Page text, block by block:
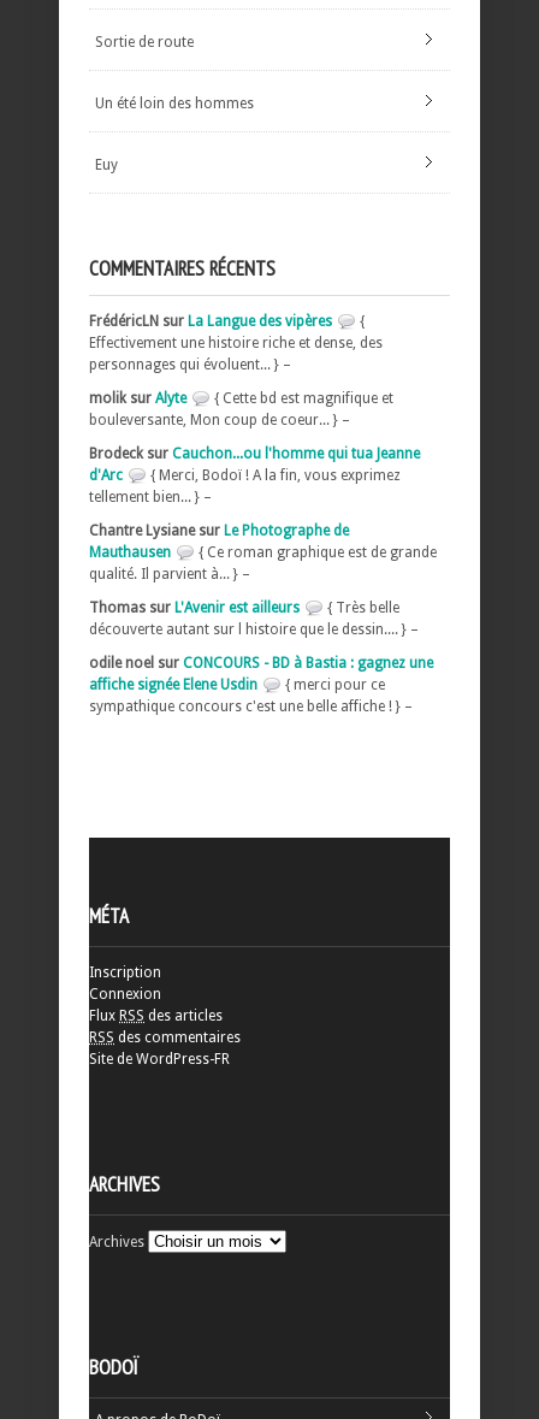
Sortie de route
Un été loin des hommes
Euy
COMMENTAIRES RÉCENTS
FrédéricLN sur La Langue des vipères
{
Effectivement une histoire riche et dense, des
personnages qui évoluent... } –
molik sur Alyte
{ Cette bd est magnifique et
bouleversante, Mon coup de coeur... } –
Brodeck sur Cauchon...ou l'homme qui tua Jeanne
d'Arc
{ Merci, Bodoï ! A la fin, vous exprimez
tellement bien... } –
Chantre Lysiane sur Le Photographe de
Mauthausen
{ Ce roman graphique est de grande
qualité. Il parvient à... } –
Thomas sur L'Avenir est ailleurs
{ Très belle
découverte autant sur l histoire que le dessin.... } –
odile noel sur CONCOURS - BD à Bastia : gagnez une
affiche signée Elene Usdin
{ merci pour ce
sympathique concours c'est une belle affiche ! } –
MÉTA
Inscription
Connexion
Flux RSS des articles
RSS des commentaires
Site de WordPress-FR
ARCHIVES
Archives
BODOÏ